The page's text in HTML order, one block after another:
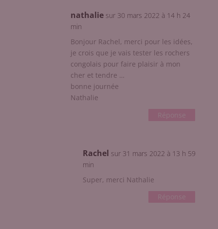
nathalie sur 30 mars 2022 à 14 h 24
min
Bonjour Rachel, merci pour les idées,
je crois que je vais tester les rochers
congolais pour faire plaisir à mon
cher et tendre …
bonne journée
Nathalie
Réponse
Rachel sur 31 mars 2022 à 13 h 59
min
Super, merci Nathalie
Réponse